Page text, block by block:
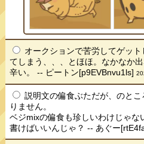
オークションで苦労してゲッ
てしまう、、、とほほ。なかなか
辛い。 -- ピートン[p9EVBnvu1ls]
説明文の偏食ぶただが、のと
りません。
ベジmixの偏食も珍しいわけじゃな
書けばいいんじゃ？ -- あぐー